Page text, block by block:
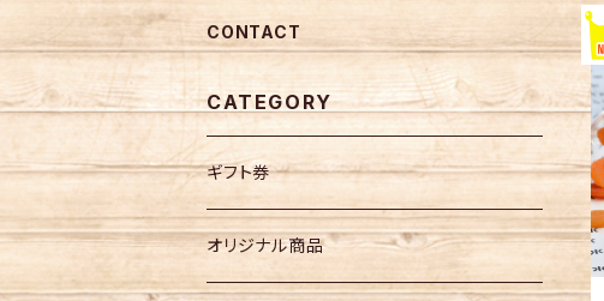
CONTACT
CATEGORY
ギフト券
オリジナル商品